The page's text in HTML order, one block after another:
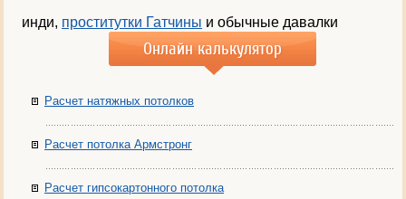
инди, проститутки Гатчины и обычные давалки
Онлайн калькулятор
Расчет натяжных потолков
Расчет потолка Армстронг
Расчет гипсокартонного потолка